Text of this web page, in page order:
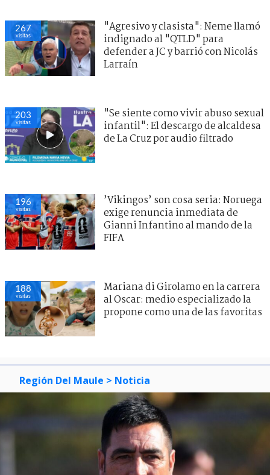
267
visitas
"Agresivo y clasista": Neme llamó
indignado al "QTLD" para
defender a JC y barrió con Nicolás
Larraín
203
visitas
"Se siente como vivir abuso sexual
infantil": El descargo de alcaldesa
de La Cruz por audio filtrado
196
visitas
’Vikingos’ son cosa seria: Noruega
exige renuncia inmediata de
Gianni Infantino al mando de la
FIFA
188
visitas
Mariana di Girolamo en la carrera
al Oscar: medio especializado la
propone como una de las favoritas
Región Del Maule > Noticia